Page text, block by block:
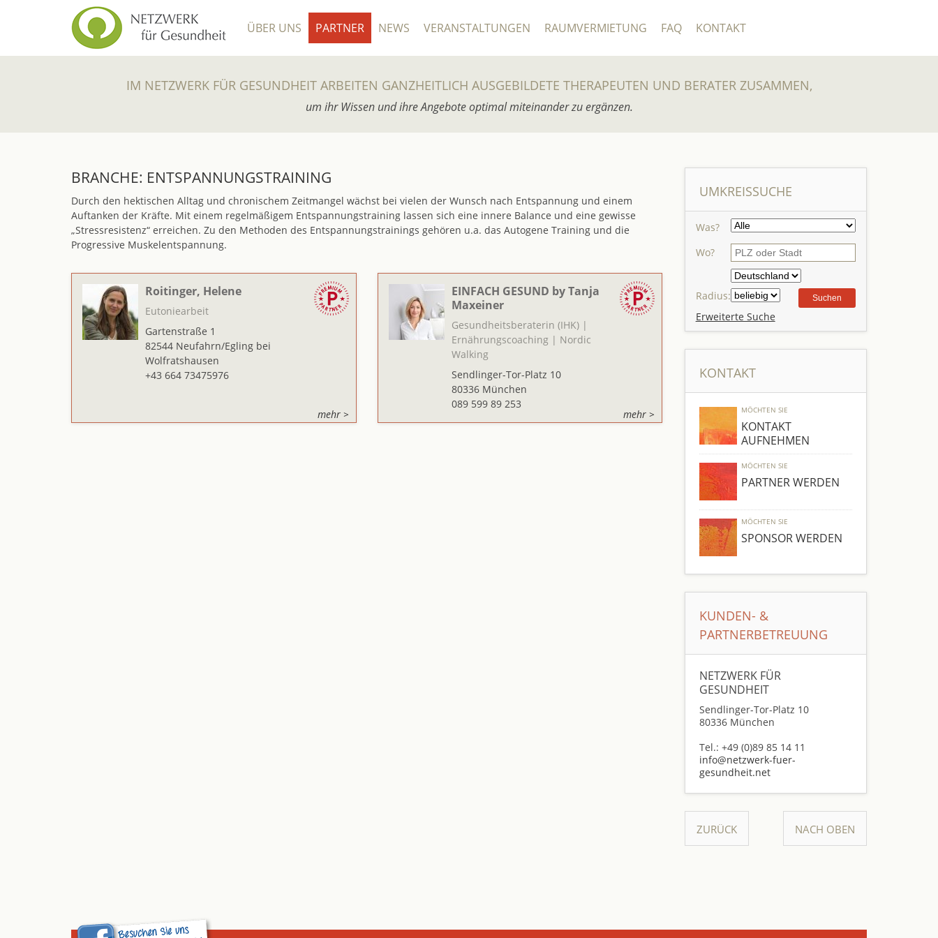
ÜBER UNS PARTNER NEWS VERANSTALTUNGEN RAUMVERMIETUNG FAQ KONTAKT
IM NETZWERK FÜR GESUNDHEIT ARBEITEN GANZHEITLICH AUSGEBILDETE THERAPEUTEN UND BERATER ZUSAMMEN,
um ihr Wissen und ihre Angebote optimal miteinander zu ergänzen.
BRANCHE: ENTSPANNUNGSTRAINING
Durch den hektischen Alltag und chronischem Zeitmangel wächst bei vielen der Wunsch nach Entspannung und einem
Auftanken der Kräfte. Mit einem regelmäßigem Entspannungstraining lassen sich eine innere Balance und eine gewisse
„Stressresistenz“ erreichen. Zu den Methoden des Entspannungstrainings gehören u.a. das Autogene Training und die
Progressive Muskelentspannung.
Roitinger, Helene
Eutoniearbeit
Gartenstraße 1
82544 Neufahrn/Egling bei
Wolfratshausen
+43 664 73475976
mehr >
EINFACH GESUND by Tanja
Maxeiner
Gesundheitsberaterin (IHK) |
Ernährungscoaching | Nordic
Walking
Sendlinger-Tor-Platz 10
80336 München
089 599 89 253
mehr >
UMKREISSUCHE
Was?
Wo?
Radius:
Erweiterte Suche
KONTAKT
MÖCHTEN SIE
KONTAKT
AUFNEHMEN
MÖCHTEN SIE
PARTNER WERDEN
MÖCHTEN SIE
SPONSOR WERDEN
KUNDEN- &
PARTNERBETREUUNG
NETZWERK FÜR
GESUNDHEIT
Sendlinger-Tor-Platz 10
80336 München
Tel.: +49 (0)89 85 14 11
info@netzwerk-fuer-
gesundheit.net
NACH OBEN
ZURÜCK